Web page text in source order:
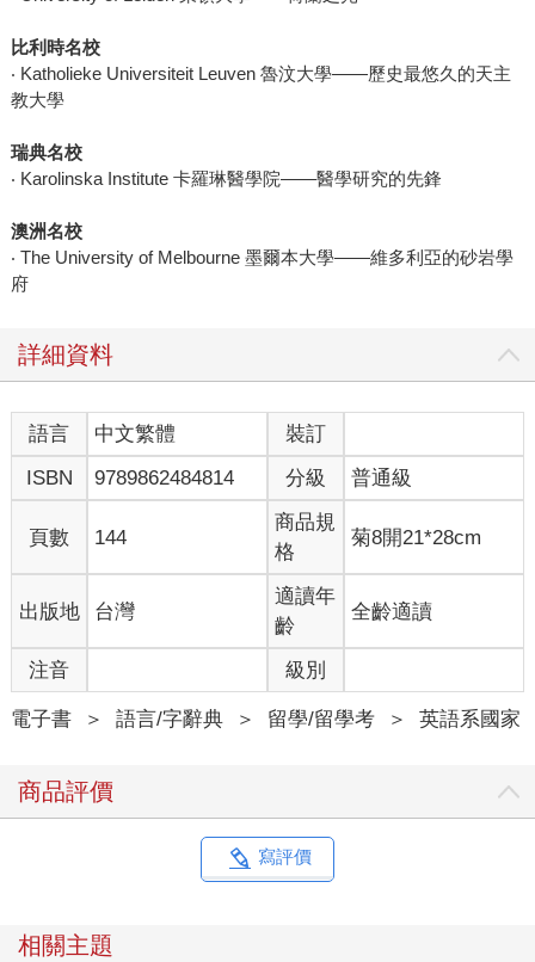
比利時名校
‧ Katholieke Universiteit Leuven 魯汶大學——歷史最悠久的天主
教大學
瑞典名校
‧ Karolinska Institute 卡羅琳醫學院——醫學研究的先鋒
澳洲名校
‧ The University of Melbourne 墨爾本大學——維多利亞的砂岩學
府
詳細資料
語言 中文繁體
裝訂
ISBN
9789862484814 分級 普通級
頁數 144
商品規
格
菊8開21*28cm
出版地 台灣
適讀年
齡
全齡適讀
注音 級別
電子書 ＞ 語言/字辭典 ＞ 留學/留學考 ＞ 英語系國家
商品評價
寫評價
相關主題